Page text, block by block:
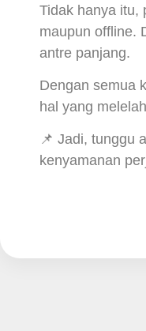
Tidak hanya itu,
maupun offline.
antre panjang.
Dengan semua
hal yang
📌 Jadi, tunggu
kenyamanan